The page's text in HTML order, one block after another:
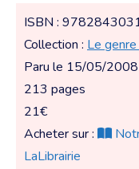
ISBN :
Collection : Le
Paru le 15/05/2008
213 pages
21€
Acheter sur :
LaLibrairie